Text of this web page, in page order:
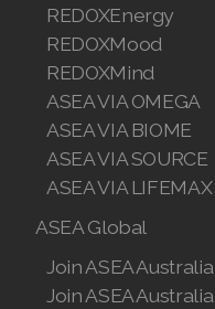
REDOXEnergy
REDOXMood
REDOXMind
ASEA VIA OMEGA
ASEA VIA BIOME
ASEA VIA SOURCE
ASEA VIA LIFEMAX
ASEA Global
Join ASEA
Join ASEA
Join ASEA Singapore
Join ASEA Slovakia
Join ASEA Slovenia
Join ASEA Spain (Español)
Join ASEA Sweden
Join ASEA Switzerland